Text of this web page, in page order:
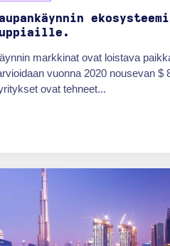
markkinat ovat loistava
vuonna 2020 nousevan $
ovat tehneet...